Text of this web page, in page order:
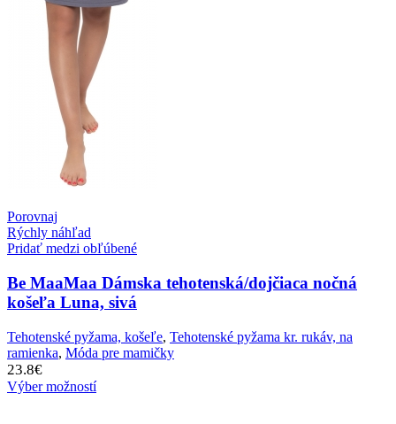
Porovnaj
Rýchly náhľad
Pridať medzi obľúbené
Be MaaMaa Dámska tehotenská/dojčiaca nočná
košeľa Luna, sivá
Tehotenské pyžama, košeľe, Tehotenské pyžama kr. rukáv, na
ramienka, Móda pre mamičky
23.8€
Výber možností